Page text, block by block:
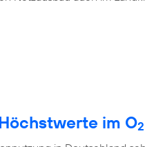
im O2